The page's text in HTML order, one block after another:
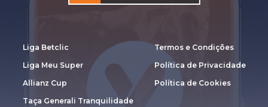
Liga Betclic
Liga Meu Super
Allianz Cup
Taça Generali Tranquilidade
Termos e Condições
Política de Privacidade
Política de Cookies